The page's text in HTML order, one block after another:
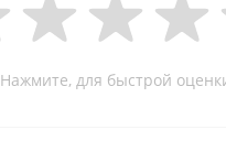
Нажмите, для быстрой